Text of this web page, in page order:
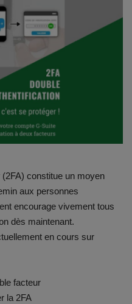
constitue un moyen
aux personnes
encourage vivement tous
dès maintenant.
en cours sur
facteur
la 2FA